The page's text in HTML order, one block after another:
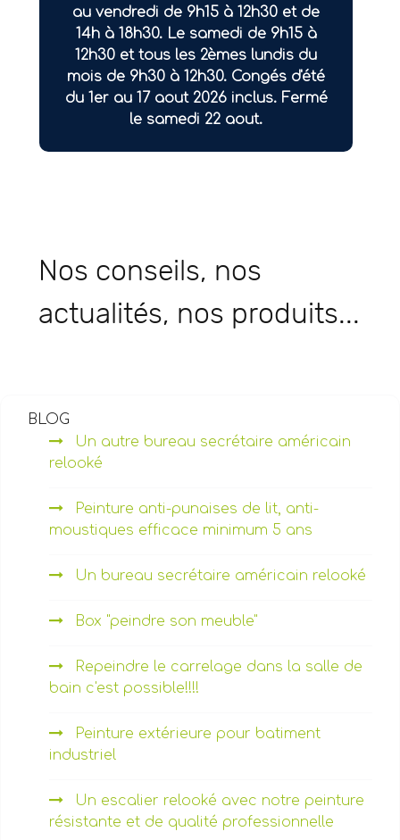
au vendredi de 9h15 à 12h30 et de
14h à 18h30. Le samedi de 9h15 à
12h30 et tous les 2èmes lundis du
mois de 9h30 à 12h30. Congés d'été
du 1er au 17 aout 2026 inclus. Fermé
le samedi 22 aout.
Nos conseils, nos
actualités, nos produits...
BLOG
Un autre bureau secrétaire américain
relooké
Peinture anti-punaises de lit, anti-
moustiques efficace minimum 5 ans
Un bureau secrétaire américain relooké
Box "peindre son meuble"
Repeindre le carrelage dans la salle de
bain c'est possible!!!!
Peinture extérieure pour batiment
industriel
Un escalier relooké avec notre peinture
résistante et de qualité professionnelle